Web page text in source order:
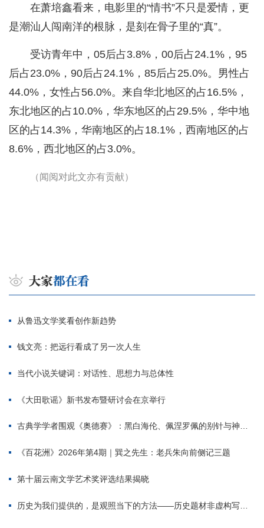
在萧培鑫看来，电影里的“情书”不只是爱情，更
是潮汕人闯南洋的根脉，是刻在骨子里的“真”。
受访青年中，05后占3.8%，00后占24.1%，95
后占23.0%，90后占24.1%，85后占25.0%。男性占
44.0%，女性占56.0%。来自华北地区的占16.5%，
东北地区的占10.0%，华东地区的占29.5%，华中地
区的占14.3%，华南地区的占18.1%，西南地区的占
8.6%，西北地区的占3.0%。
（闻阅对此文亦有贡献）
从鲁迅文学奖看创作新趋势
钱文亮：把远行看成了另一次人生
当代小说关键词：对话性、思想力与总体性
《大田歌谣》新书发布暨研讨会在京举行
古典学学者围观《奥德赛》：黑白海伦、佩涅罗佩的别针与神秘入侵者
《百花洲》2026年第4期｜巽之先生：老兵朱向前侧记三题
第十届云南文学艺术奖评选结果揭晓
历史为我们提供的，是观照当下的方法——历史题材非虚构写作多人谈